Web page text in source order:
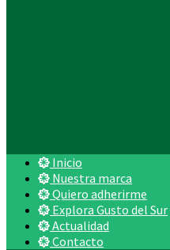
Inicio
Nuestra marca
Quiero adherirme
Explora Gusto del Sur
Actualidad
Contacto